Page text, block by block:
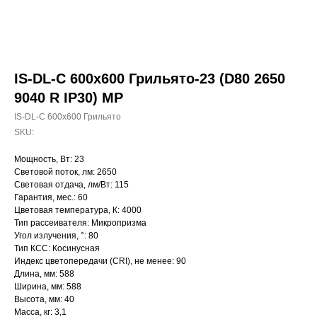
IS-DL-C 600х600 Грильято-23 (D80 2650
9040 R IP30) MP
IS-DL-C 600х600 Грильято
SKU:
Мощность, Вт: 23
Световой поток, лм: 2650
Световая отдача, лм/Вт: 115
Гарантия, мес.: 60
Цветовая температура, К: 4000
Тип рассеивателя: Микропризма
Угол излучения, °: 80
Тип КСС: Косинусная
Индекс цветопередачи (CRI), не менее: 90
Длина, мм: 588
Ширина, мм: 588
Высота, мм: 40
Масса, кг: 3,1